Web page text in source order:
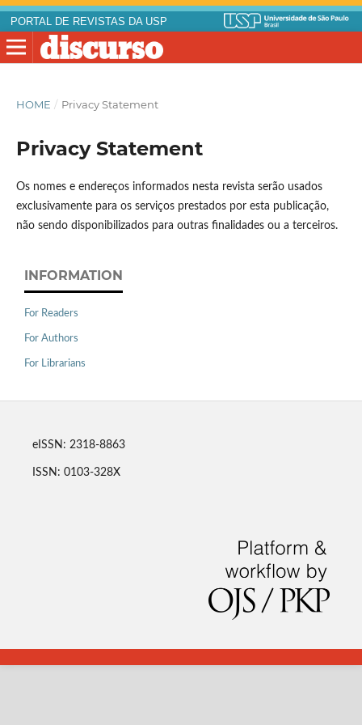
PORTAL DE REVISTAS DA USP
HOME / Privacy Statement
Privacy Statement
Os nomes e endereços informados nesta revista serão usados
exclusivamente para os serviços prestados por esta publicação,
não sendo disponibilizados para outras finalidades ou a terceiros.
INFORMATION
For Readers
For Authors
For Librarians
eISSN: 2318-8863
ISSN: 0103-328X